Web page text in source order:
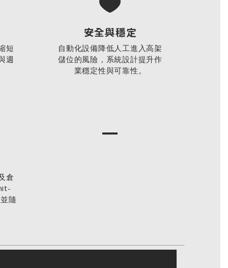
短
週
安全與穩定
自動化設備降低人工進入高架
儲位的風險，系統設計提升作
業穩定性與可靠性。
倉
隨